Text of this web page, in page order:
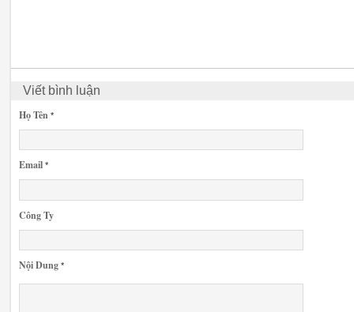
Viết bình luận
Họ Tên *
Email *
Công Ty
Nội Dung *